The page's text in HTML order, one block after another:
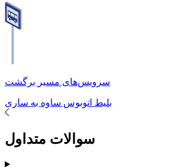
سرویس‌های مسیر برگشت
بلیط اتوبوس ساوه به ساری
سوالات متداول